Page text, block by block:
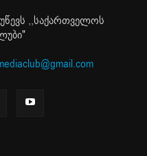
,,საქართველოს